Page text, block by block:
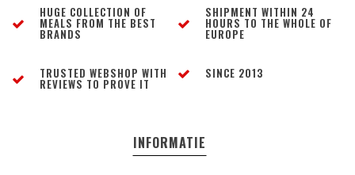
HUGE COLLECTION OF
MEALS FROM THE BEST
BRANDS
SHIPMENT WITHIN 24
HOURS TO THE WHOLE OF
EUROPE
TRUSTED WEBSHOP WITH
REVIEWS TO PROVE IT
SINCE 2013
INFORMATIE